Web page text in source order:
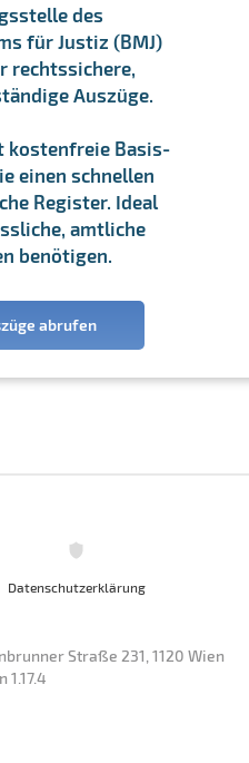
des
für Justiz (BMJ)
rechtssichere,
Auszüge.
kostenfreie Basis-
einen schnellen
Register. Ideal
amtliche
benötigen.
abrufen
Datenschutzerklärung
Straße 231, 1120 Wien
1.17.4